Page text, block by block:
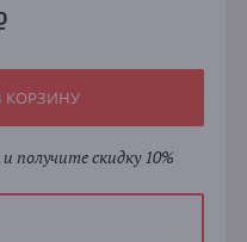
КОРЗИНУ
получите скидку 10%